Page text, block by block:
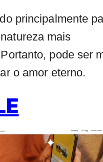
principalmente
mais
pode ser
o amor eterno.